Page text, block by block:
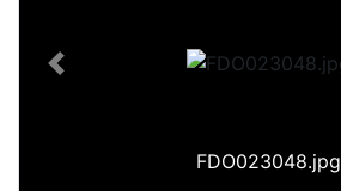
FDO023048.jpg
Previous